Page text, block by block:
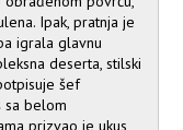
Ipak, pratnja je
igrala glavnu
deserta, stilski
šef
sa belom
prizvao je ukus